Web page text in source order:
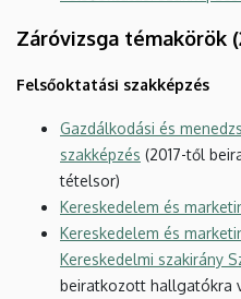
Záróvizsga témakörök
Felsőoktatási szakképzés
Gazdálkodási és
szakképzés (2017-től
tételsor)
Kereskedelem és
Kereskedelem és
Kereskedelmi szakirány
beiratkozott hallgatókra